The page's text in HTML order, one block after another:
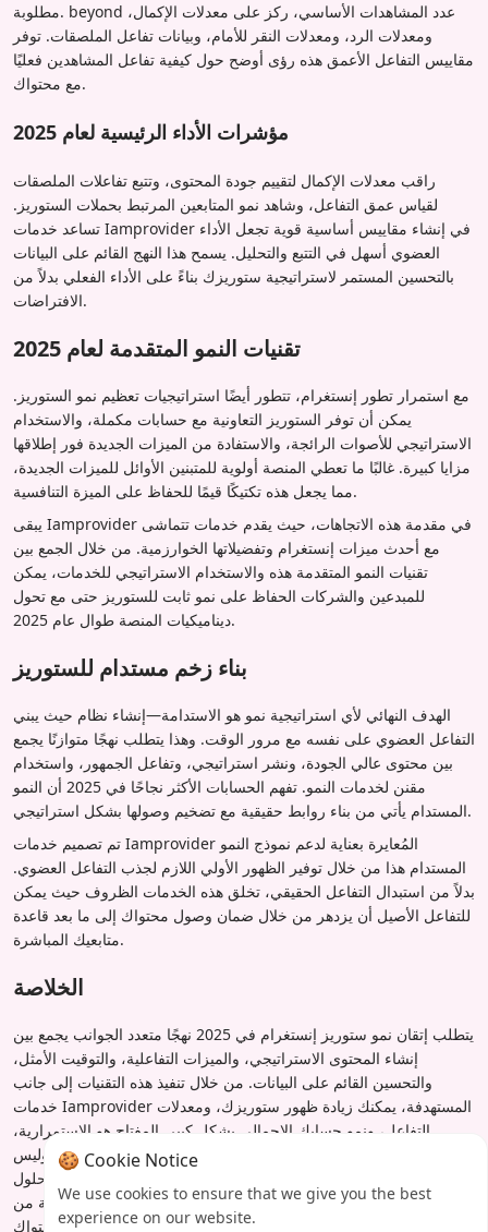
مطلوبة. beyond عدد المشاهدات الأساسي، ركز على معدلات الإكمال،
ومعدلات الرد، ومعدلات النقر للأمام، وبيانات تفاعل الملصقات. توفر
مقاييس التفاعل الأعمق هذه رؤى أوضح حول كيفية تفاعل المشاهدين فعليًا
مع محتواك.
مؤشرات الأداء الرئيسية لعام 2025
راقب معدلات الإكمال لتقييم جودة المحتوى، وتتبع تفاعلات الملصقات
لقياس عمق التفاعل، وشاهد نمو المتابعين المرتبط بحملات الستوريز.
تساعد خدمات Iamprovider في إنشاء مقاييس أساسية قوية تجعل الأداء
العضوي أسهل في التتبع والتحليل. يسمح هذا النهج القائم على البيانات
بالتحسين المستمر لاستراتيجية ستوريزك بناءً على الأداء الفعلي بدلاً من
الافتراضات.
تقنيات النمو المتقدمة لعام 2025
مع استمرار تطور إنستغرام، تتطور أيضًا استراتيجيات تعظيم نمو الستوريز.
يمكن أن توفر الستوريز التعاونية مع حسابات مكملة، والاستخدام
الاستراتيجي للأصوات الرائجة، والاستفادة من الميزات الجديدة فور إطلاقها
مزايا كبيرة. غالبًا ما تعطي المنصة أولوية للمتبنين الأوائل للميزات الجديدة،
مما يجعل هذه تكتيكًا قيمًا للحفاظ على الميزة التنافسية.
يبقى Iamprovider في مقدمة هذه الاتجاهات، حيث يقدم خدمات تتماشى
مع أحدث ميزات إنستغرام وتفضيلاتها الخوارزمية. من خلال الجمع بين
تقنيات النمو المتقدمة هذه والاستخدام الاستراتيجي للخدمات، يمكن
للمبدعين والشركات الحفاظ على نمو ثابت للستوريز حتى مع تحول
ديناميكيات المنصة طوال عام 2025.
بناء زخم مستدام للستوريز
الهدف النهائي لأي استراتيجية نمو هو الاستدامة—إنشاء نظام حيث يبني
التفاعل العضوي على نفسه مع مرور الوقت. وهذا يتطلب نهجًا متوازنًا يجمع
بين محتوى عالي الجودة، ونشر استراتيجي، وتفاعل الجمهور، واستخدام
مقنن لخدمات النمو. تفهم الحسابات الأكثر نجاحًا في 2025 أن النمو
المستدام يأتي من بناء روابط حقيقية مع تضخيم وصولها بشكل استراتيجي.
تم تصميم خدمات Iamprovider المُعايرة بعناية لدعم نموذج النمو
المستدام هذا من خلال توفير الظهور الأولي اللازم لجذب التفاعل العضوي.
بدلاً من استبدال التفاعل الحقيقي، تخلق هذه الخدمات الظروف حيث يمكن
للتفاعل الأصيل أن يزدهر من خلال ضمان وصول محتواك إلى ما بعد قاعدة
متابعيك المباشرة.
الخلاصة
يتطلب إتقان نمو ستوريز إنستغرام في 2025 نهجًا متعدد الجوانب يجمع بين
إنشاء المحتوى الاستراتيجي، والميزات التفاعلية، والتوقيت الأمثل،
والتحسين القائم على البيانات. من خلال تنفيذ هذه التقنيات إلى جانب
خدمات Iamprovider المستهدفة، يمكنك زيادة ظهور ستوريزك، ومعدلات
التفاعل، ونمو حسابك الإجمالي بشكل كبير. المفتاح هو الاستمرارية،
والجودة، والتضخيم الاستراتيجي الذي يعمل مع خوارزمية إنستغرام وليس
ضدها. مستعد لتحويل أداء ستوريز إنستغرام الخاص بك؟ استكشف حلول
النمو الشاملة من Iamprovider اليوم وابدأ في بناء الزخم الفيروسي الذي
يستحقه محتواك.
🍪 Cookie Notice
We use cookies to ensure that we give you the best
experience on our website.